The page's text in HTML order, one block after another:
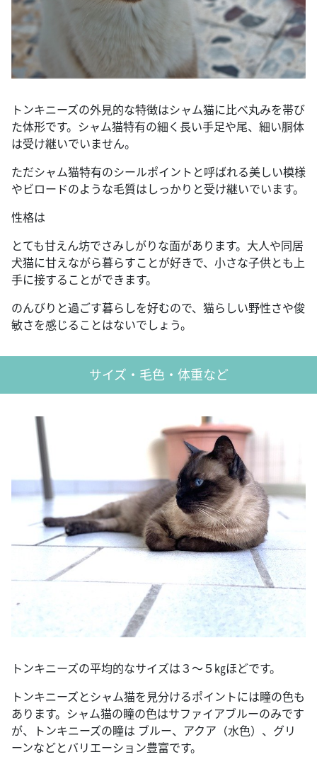
トンキニーズの外見的な特徴はシャム猫に比べ丸みを帯び
た体形です。シャム猫特有の細く長い手足や尾、細い胴体
は受け継いでいません。
ただシャム猫特有のシールポイントと呼ばれる美しい模様
やビロードのような毛質はしっかりと受け継いでいます。
性格は
とても甘えん坊でさみしがりな面があります。大人や同居
犬猫に甘えながら暮らすことが好きで、小さな子供とも上
手に接することができます。
のんびりと過ごす暮らしを好むので、猫らしい野性さや俊
敏さを感じることはないでしょう。
サイズ・毛色・体重など
トンキニーズの平均的なサイズは３～５㎏ほどです。
トンキニーズとシャム猫を見分けるポイントには瞳の色も
あります。シャム猫の瞳の色はサファイアブルーのみです
が、トンキニーズの瞳は ブルー、アクア（水色）、グリ
ーンなどとバリエーション豊富です。